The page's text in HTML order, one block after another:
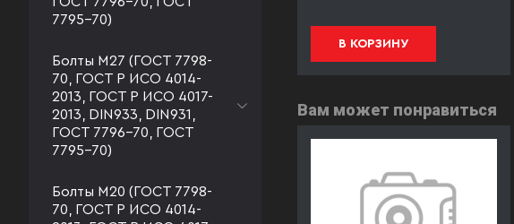
7795-70)
Болты М27 (ГОСТ 7798-
70, ГОСТ Р ИСО 4014-
2013, ГОСТ Р ИСО 4017-
2013, DIN933, DIN931,
ГОСТ 7796-70, ГОСТ
7795-70)
Болты М20 (ГОСТ 7798-
70, ГОСТ Р ИСО 4014-
В КОРЗИНУ
Вам может понравиться